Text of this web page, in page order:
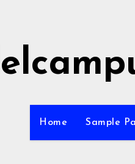
Home Sample